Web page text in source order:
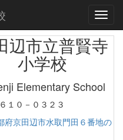
辺市立普賢寺
小学校
Elementary School
１０－０３２３
府京田辺市水取門田６番地の